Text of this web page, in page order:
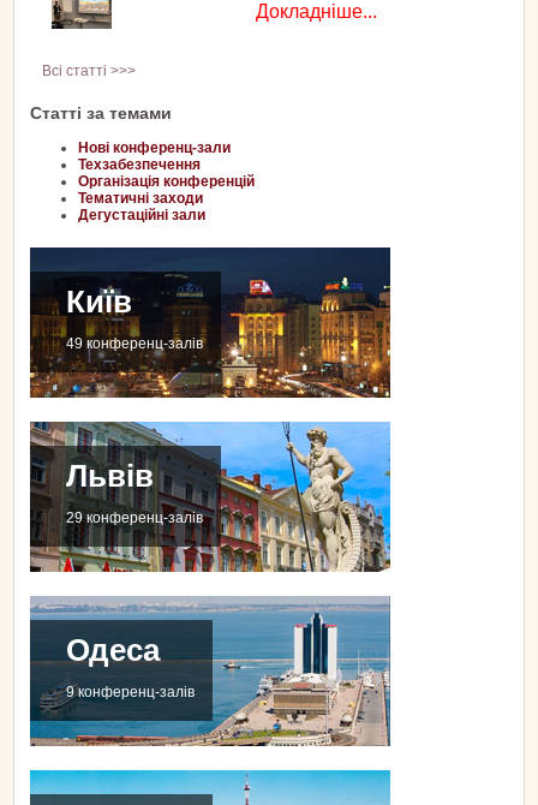
Докладніше...
Всі статті >>>
Статті за темами
Нові конференц-зали
Техзабезпечення
Організація конференцій
Тематичні заходи
Дегустаційні зали
Київ
49 конференц-залів
Львів
29 конференц-залів
Одеса
9 конференц-залів